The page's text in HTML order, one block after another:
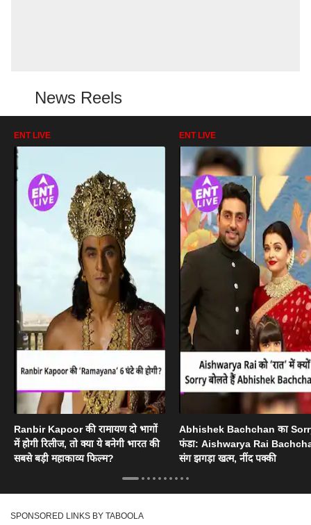
News Reels
ENT LIVE
Ranbir Kapoor की रामायण दो भागों
में होगी रिलीज, तो क्या ये बनेगी भारत की
सबसे बड़ी महाकाव्य फिल्म?
ENT LIVE
Abhishek Bachchan का
फंडा: Aishwarya Rai
संग झगड़ा खत्म, नींद पक्की
SPONSORED LINKS BY TABOOLA